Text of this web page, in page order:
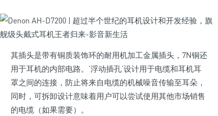
其插头是带有铜质装饰环的耐用机加工金属插头，7N铜还
用于耳机的内部电路。‘浮动插孔’设计用于电缆和耳机耳
罩之间的连接，防止将来自电缆的机械噪音传输至耳朵，
同时，可拆卸设计意味着用户可以尝试使用其他市场销售
的电缆（如果需要）。